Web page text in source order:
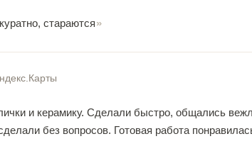
стараются
и керамику. Сделали быстро, общались
без вопросов. Готовая работа